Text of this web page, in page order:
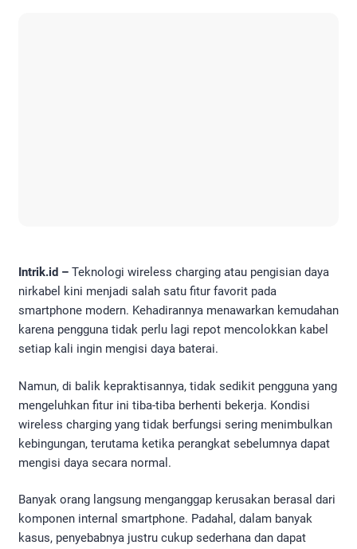
Intrik.id – Teknologi wireless charging atau pengisian daya
nirkabel kini menjadi salah satu fitur favorit pada
smartphone modern. Kehadirannya menawarkan kemudahan
karena pengguna tidak perlu lagi repot mencolokkan kabel
setiap kali ingin mengisi daya baterai.
Namun, di balik kepraktisannya, tidak sedikit pengguna yang
mengeluhkan fitur ini tiba-tiba berhenti bekerja. Kondisi
wireless charging yang tidak berfungsi sering menimbulkan
kebingungan, terutama ketika perangkat sebelumnya dapat
mengisi daya secara normal.
Banyak orang langsung menganggap kerusakan berasal dari
komponen internal smartphone. Padahal, dalam banyak
kasus, penyebabnya justru cukup sederhana dan dapat